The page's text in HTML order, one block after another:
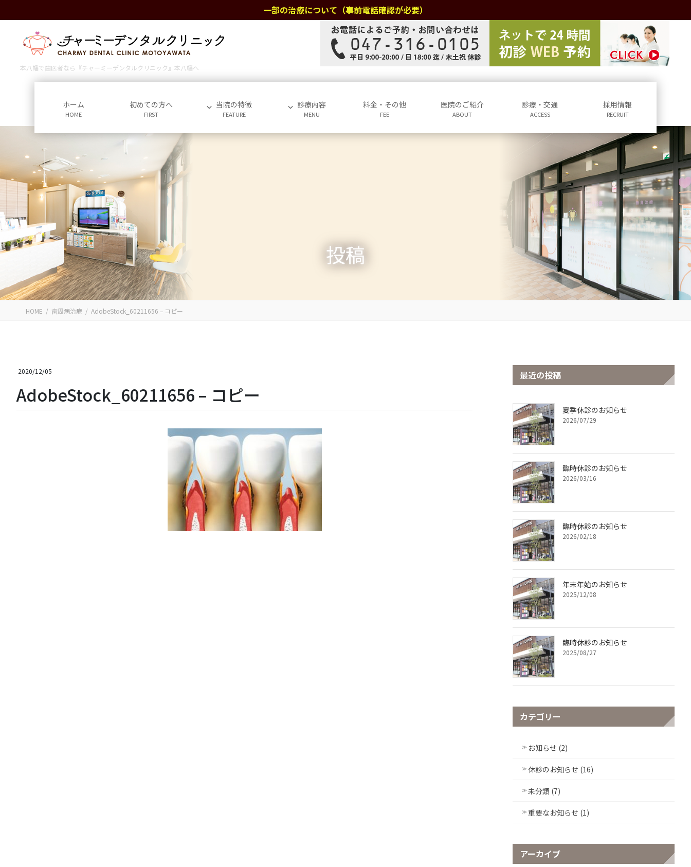
ン
ビ
一部の治療について（事前電話確認が必要）
本八幡で歯医者なら『チャーミーデンタルクリニック』本八幡へ
ホーム
HOME
初めての方へ
FIRST
当院の特徴
FEATURE
診療内容
MENU
料金・その他
FEE
医院のご紹介
ABOUT
診療・交通
ACCESS
採用情報
RECRUIT
投稿
HOME 歯周病治療 AdobeStock_60211656 – コピー
2020/12/05
AdobeStock_60211656 – コピー
最近の投稿
夏季休診のお知らせ
2026/07/29
臨時休診のお知らせ
2026/03/16
臨時休診のお知らせ
2026/02/18
年末年始のお知らせ
2025/12/08
臨時休診のお知らせ
2025/08/27
カテゴリー
お知らせ (2)
休診のお知らせ (16)
未分類 (7)
重要なお知らせ (1)
アーカイブ